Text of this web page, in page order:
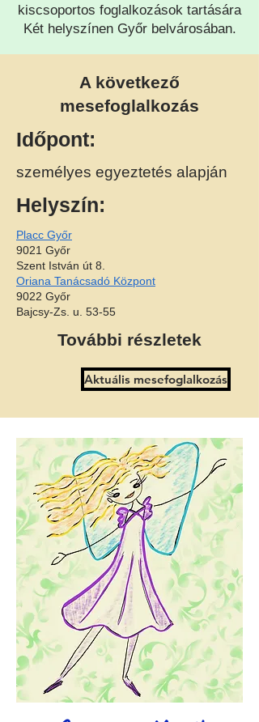
kiscsoportos foglalkozások tartására
Két helyszínen Győr belvárosában.
A következő
mesefoglalkozás
Időpont:
személyes egyeztetés alapján
Helyszín:
Placc Győr
9021 Győr
Szent István út 8.
Oriana Tanácsadó Központ
9022 Győr
Bajcsy-Zs. u. 53-55
További részletek
Aktuális mesefoglalkozás